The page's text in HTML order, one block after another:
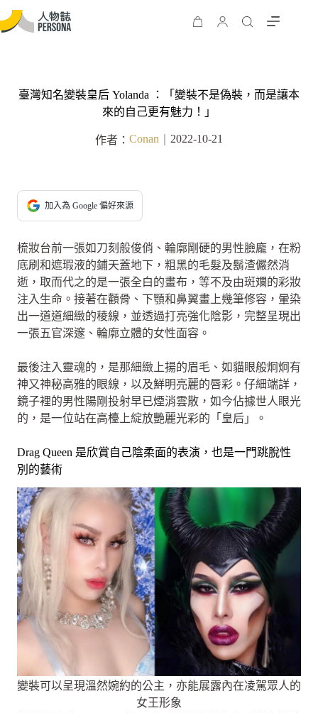
臺灣知名變裝皇后 Yolanda ：「變裝不是偽裝，而是讓本
來的自己更有魅力！」
作者： Conan 2022-10-21
加入為 Google 偏好來源
梳妝台前一張如刀刻般俊俏、輪廓剛硬的男性臉龐，在粉
底刷和遮瑕液的鋪天蓋地下，粗黑的毛髮及鬍渣儼然消
逝，取而代之的是一張全白的畫布，等不及由斑斕的彩妝
注入生命。接著在顴骨、下顎和鼻翼畫上幾筆修容，暈染
出一道道細緻的稜線，並透過打亮強化陰影，完整呈現出
一張五官深邃、輪廓立體的女性面容。
最後注入靈魂的，是那細緻上揚的眉毛、如貓眼般炯炯有
神又神秘高雅的眼線，以及鮮明亮麗的唇彩。仔細端詳，
鏡子裡的男性陽剛投射早已煙消雲散，如今佔據世人眼光
的，是一位站在高檯上綻放艷麗光彩的「皇后」。
Drag Queen 是欣賞自己陰柔面的表演，也是一門跳脫性
別的藝術
變裝可以呈現溫然婉約的公主，亦能展露內在凌駕眾人的
女王形象